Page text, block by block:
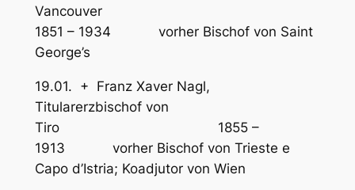
Vancouver
1851 – 1934 vorher Bischof von Saint
George’s
19.01. + Franz Xaver Nagl,
Titularerzbischof von
Tiro 1855 –
1913 vorher Bischof von Trieste e
Capo d’Istria; Koadjutor von Wien